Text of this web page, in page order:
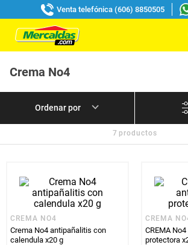
Venta telefónica (606) 8850505
Crema No4
7 productos
CREMA NO4
Crema No4 antipañalitis con
calendula x20 g
CREMA
CREMA
protectora